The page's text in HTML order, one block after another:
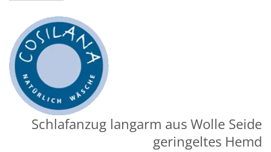
Schlafanzug langarm aus Wolle Seide
geringeltes Hemd